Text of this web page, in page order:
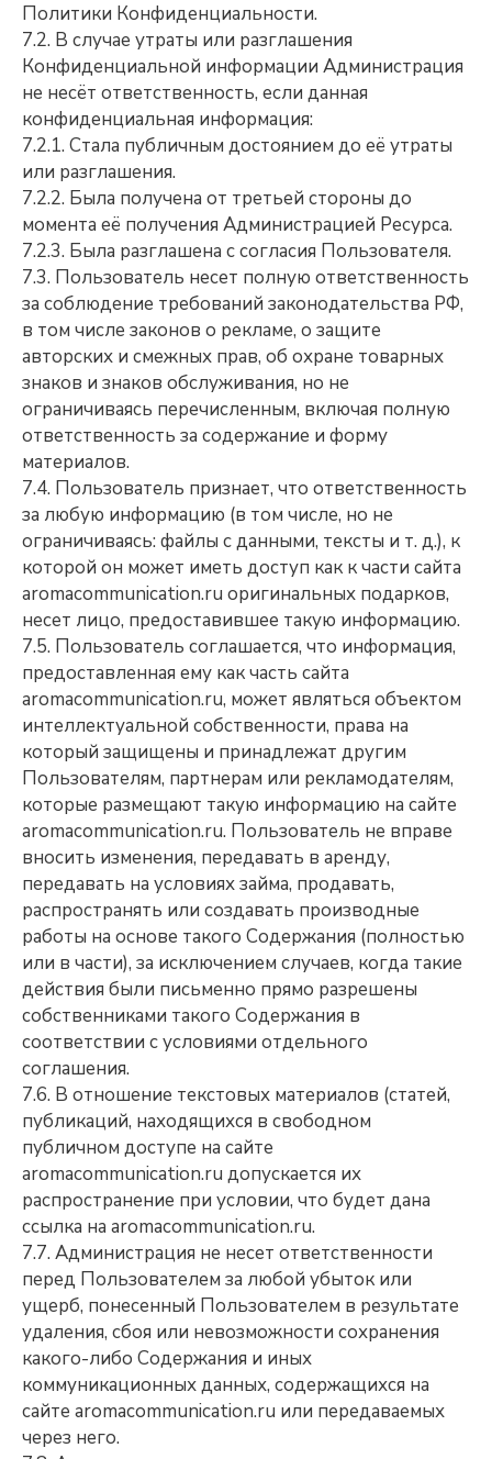
Политики Конфиденциальности.
7.2. В случае утраты или разглашения
Конфиденциальной информации Администрация
не несёт ответственность, если данная
конфиденциальная информация:
7.2.1. Стала публичным достоянием до её утраты
или разглашения.
7.2.2. Была получена от третьей стороны до
момента её получения Администрацией Ресурса.
7.2.3. Была разглашена с согласия Пользователя.
7.3. Пользователь несет полную ответственность
за соблюдение требований законодательства РФ,
в том числе законов о рекламе, о защите
авторских и смежных прав, об охране товарных
знаков и знаков обслуживания, но не
ограничиваясь перечисленным, включая полную
ответственность за содержание и форму
материалов.
7.4. Пользователь признает, что ответственность
за любую информацию (в том числе, но не
ограничиваясь: файлы с данными, тексты и т. д.), к
которой он может иметь доступ как к части сайта
aromacommunication.ru оригинальных подарков,
несет лицо, предоставившее такую информацию.
7.5. Пользователь соглашается, что информация,
предоставленная ему как часть сайта
aromacommunication.ru, может являться объектом
интеллектуальной собственности, права на
который защищены и принадлежат другим
Пользователям, партнерам или рекламодателям,
которые размещают такую информацию на сайте
aromacommunication.ru. Пользователь не вправе
вносить изменения, передавать в аренду,
передавать на условиях займа, продавать,
распространять или создавать производные
работы на основе такого Содержания (полностью
или в части), за исключением случаев, когда такие
действия были письменно прямо разрешены
собственниками такого Содержания в
соответствии с условиями отдельного
соглашения.
7.6. В отношение текстовых материалов (статей,
публикаций, находящихся в свободном
публичном доступе на сайте
aromacommunication.ru допускается их
распространение при условии, что будет дана
ссылка на aromacommunication.ru.
7.7. Администрация не несет ответственности
перед Пользователем за любой убыток или
ущерб, понесенный Пользователем в результате
удаления, сбоя или невозможности сохранения
какого-либо Содержания и иных
коммуникационных данных, содержащихся на
сайте aromacommunication.ru или передаваемых
через него.